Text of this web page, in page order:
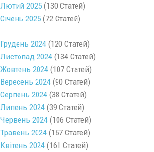
Лютий 2025(130 Статей)
Січень 2025(72 Статей)
Грудень 2024(120 Статей)
Листопад 2024(134 Статей)
Жовтень 2024(107 Статей)
Вересень 2024(90 Статей)
Серпень 2024(38 Статей)
Липень 2024(39 Статей)
Червень 2024(106 Статей)
Травень 2024(157 Статей)
Квітень 2024(161 Статей)